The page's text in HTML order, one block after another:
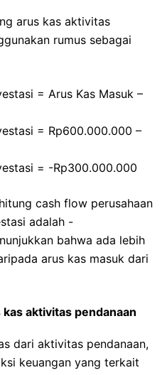
arus kas aktivitas
rumus sebagai
= Arus Kas Masuk –
= Rp600.000.000 –
= -Rp300.000.000
cash flow perusahaan
adalah -
bahwa ada lebih
arus kas masuk dari
aktivitas pendanaan
dari aktivitas pendanaan,
keuangan yang terkait